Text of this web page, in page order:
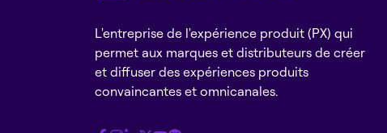
L'entreprise de l'expérience produit (PX) qui
permet aux marques et distributeurs de créer
et diffuser des expériences produits
convaincantes et omnicanales.